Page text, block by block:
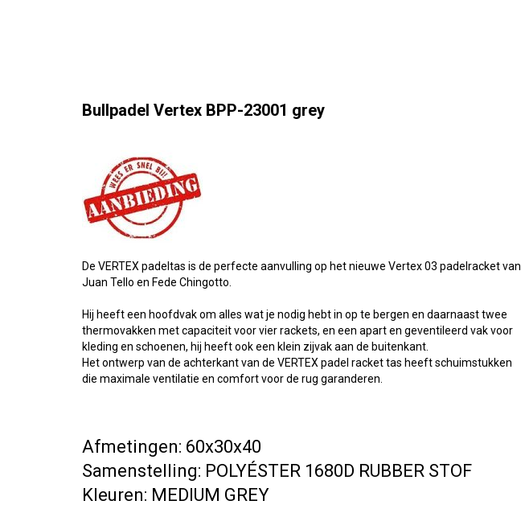
Bullpadel Vertex BPP-23001 grey
De VERTEX padeltas is de perfecte aanvulling op het nieuwe Vertex 03 padelracket van
Juan Tello en Fede Chingotto.
Hij heeft een hoofdvak om alles wat je nodig hebt in op te bergen en daarnaast twee
thermovakken met capaciteit voor vier rackets, en een apart en geventileerd vak voor
kleding en schoenen, hij heeft ook een klein zijvak aan de buitenkant.
Het ontwerp van de achterkant van de VERTEX padel racket tas heeft schuimstukken
die maximale ventilatie en comfort voor de rug garanderen.
Afmetingen: 60x30x40
Samenstelling: POLYÉSTER 1680D RUBBER STOF
Kleuren: MEDIUM GREY